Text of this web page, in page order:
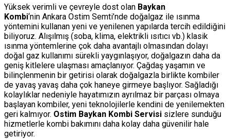
Yüksek verimli ve çevreyle dost olan Baykan
Kombi‘nin Ankara Ostim Semti’nde doğalgaz ile ısınma
yöntemini kullanan yeni ve yenilenen yapılarda tercih edildiğini
biliyoruz. Alışılmış (soba, klima, elektrikli ısıtıcı vb.) klasik
ısınma yöntemlerine çok daha avantajlı olmasından dolayı
doğal gaz kullanımı sürekli yaygınlaşıyor, doğalgazın daha da
geniş kitlelere ulaşması amaçlanıyor. Çağdaş yaşamın ve
bilinçlenmenin bir getirisi olarak doğalgazla birlikte kombiler
de yavaş yavaş daha çok haneye girmeye başlıyor. Sağladığı
kolaylıklar nedeniyle hayatımızın ayrılmaz bir parçası olmaya
başlayan kombiler, yeni teknolojilerle kendini de yenilemekten
geri kalmıyor. Ostim Baykan Kombi Servisi sizlere sunduğu
hizmetlerle kombi bakımını daha kolay daha güvenilir hale
getiriyor.